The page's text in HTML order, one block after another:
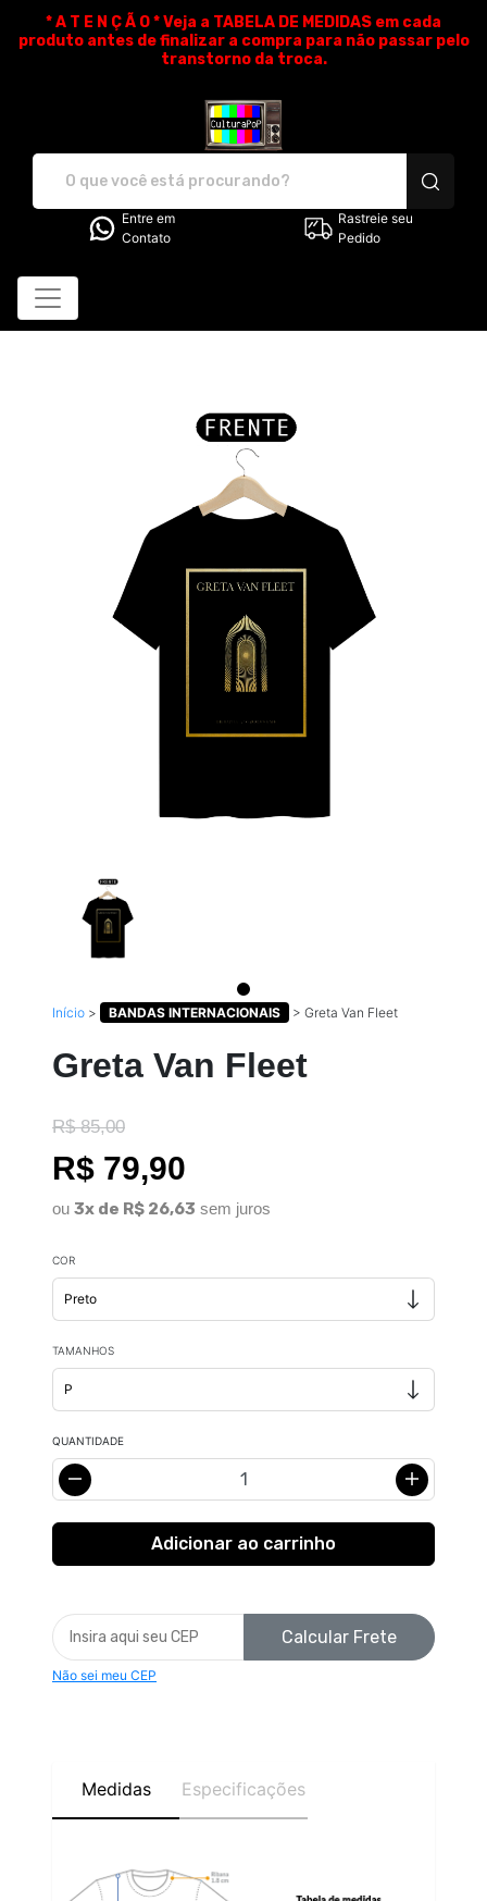
* A T E N Ç Ã O * Veja a TABELA DE MEDIDAS em cada
produto antes de finalizar a compra para não passar pelo
transtorno da troca.
Entre em
Contato
Rastreie seu
Pedido
Início > BANDAS INTERNACIONAIS > Greta Van Fleet
Greta Van Fleet
R$ 85,00
R$ 79,90
ou 3x de R$ 26,63 sem juros
COR
TAMANHOS
QUANTIDADE
Calcular Frete
Não sei meu CEP
Medidas Especificações